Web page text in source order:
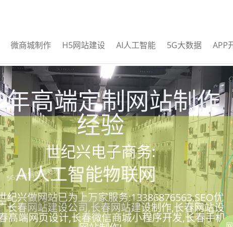
微商城制作 H5网站建设 AI人工智能 5G大数据 APP